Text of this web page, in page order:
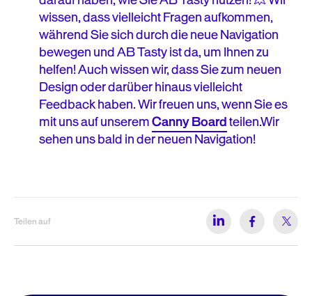
wissen, dass vielleicht Fragen aufkommen,
während Sie sich durch die neue Navigation
bewegen und AB Tasty ist da, um Ihnen zu
helfen! Auch wissen wir, dass Sie zum neuen
Design oder darüber hinaus vielleicht
Feedback haben. Wir freuen uns, wenn Sie es
mit uns auf unseremCanny Boardteilen.Wir
sehen uns bald in der neuen Navigation!
Teilen auf